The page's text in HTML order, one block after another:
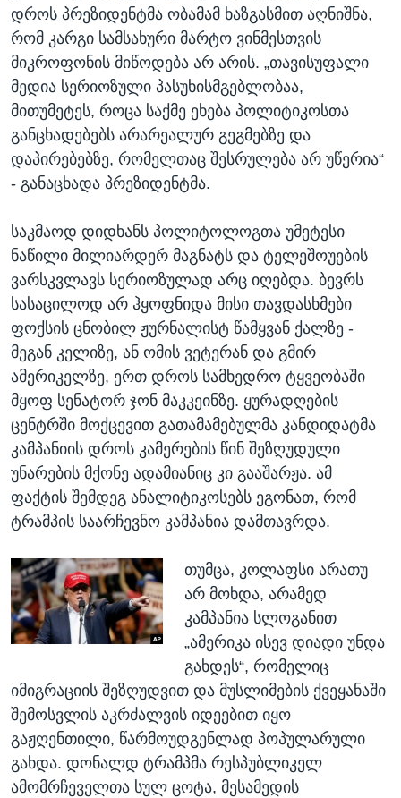
დროს პრეზიდენტმა ობამამ ხაზგასმით აღნიშნა,
რომ კარგი სამსახური მარტო ვინმესთვის
მიკროფონის მიწოდება არ არის. „თავისუფალი
მედია სერიოზული პასუხისმგებლობაა,
მითუმეტეს, როცა საქმე ეხება პოლიტიკოსთა
განცხადებებს არარეალურ გეგმებზე და
დაპირებებზე, რომელთაც შესრულება არ უწერია“
- განაცხადა პრეზიდენტმა.
საკმაოდ დიდხანს პოლიტოლოგთა უმეტესი
ნაწილი მილიარდერ მაგნატს და ტელეშოუების
ვარსკვლავს სერიოზულად არც იღებდა. ბევრს
სასაცილოდ არ ჰყოფნიდა მისი თავდასხმები
ფოქსის ცნობილ ჟურნალისტ წამყვან ქალზე -
მეგან კელიზე, ან ომის ვეტერან და გმირ
ამერიკელზე, ერთ დროს სამხედრო ტყვეობაში
მყოფ სენატორ ჯონ მაკკეინზე. ყურადღების
ცენტრში მოქცევით გათამამებულმა კანდიდატმა
კამპანიის დროს კამერების წინ შეზღუდული
უნარების მქონე ადამიანიც კი გააშარჟა. ამ
ფაქტის შემდეგ ანალიტიკოსებს ეგონათ, რომ
ტრამპის საარჩევნო კამპანია დამთავრდა.
თუმცა, კოლაფსი არათუ
არ მოხდა, არამედ
კამპანია სლოგანით
„ამერიკა ისევ დიადი უნდა
გახდეს“, რომელიც
იმიგრაციის შეზღუდვით და მუსლიმების ქვეყანაში
შემოსვლის აკრძალვის იდეებით იყო
გაჟღენთილი, წარმოუდგენლად პოპულარული
გახდა. დონალდ ტრამპმა რესპუბლიკელ
ამომრჩეველთა სულ ცოტა, მესამედის